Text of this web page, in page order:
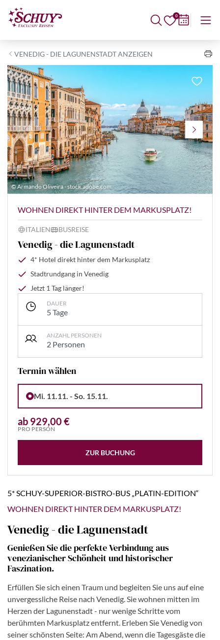
0
VENEDIG - DIE LAGUNENSTADT ANZEIGEN
© Armando Oliveira - stock.adobe.com
WOHNEN DIREKT HINTER DEM MARKUSPLATZ!
ITALIEN BUSREISE
Venedig - die Lagunenstadt
4* Hotel direkt hinter dem Markusplatz
Stadtrundgang in Venedig
Jetzt 1 Tag länger!
DAUER
5 Tage
ANZAHL PERSONEN
2 Personen
Termin wählen
Mi. 11.11. - So. 15.11.
ab 929,00 €
PRO PERSON
ZUR BUCHUNG
5* SCHUY-SUPERIOR-BISTRO-BUS „PLATIN-EDITION“
WOHNEN DIREKT HINTER DEM MARKUSPLATZ!
Venedig - die Lagunenstadt
Genießen Sie die perfekte Verbindung aus
venezianischer Schönheit und historischer
Faszination.
Erfüllen Sie sich einen Traum und begleiten Sie uns auf eine
unvergessliche Reise nach Venedig. Sie wohnen mitten im
Herzen der Lagunenstadt - nur wenige Schritte vom
berühmten Markusplatz entfernt. Erleben Sie Venedig von
seiner schönsten Seite: Am Abend, wenn die Tagesgäste die